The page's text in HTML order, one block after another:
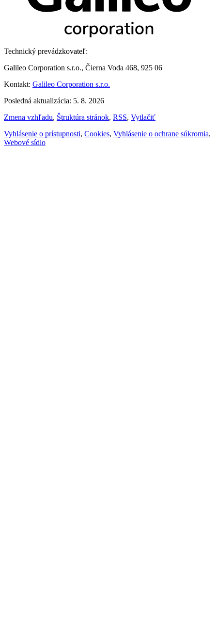
Technický prevádzkovateľ:
Galileo Corporation s.r.o., Čierna Voda 468, 925 06
Kontakt: Galileo Corporation s.r.o.
Posledná aktualizácia: 5. 8. 2026
Zmena vzhľadu, Štruktúra stránok, RSS, Vytlačiť
Vyhlásenie o prístupnosti, Cookies, Vyhlásenie o ochrane súkromia,
Webové sídlo